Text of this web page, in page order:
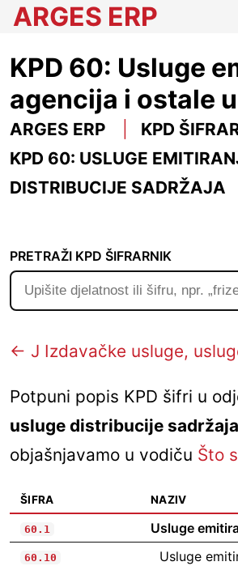
ARGES ERP
KPD 60: Usluge
agencija i ostale
ARGES ERP
KPD
KPD 60: USLUGE
DISTRIBUCIJE SADRŽAJA
PRETRAŽI KPD ŠIFRARNIK
← J Izdavačke usluge,
Potpuni popis KPD šifri u
usluge distribucije sadržaja
objašnjavamo u vodiču Što
ŠIFRA NAZIV
60.1 Usluge
60.10 Usluge